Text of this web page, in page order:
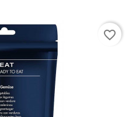
favorite_border